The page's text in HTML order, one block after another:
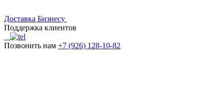
Доставка Бизнесу
Поддержка клиентов
Позвонить нам +7 (926) 128-10-82